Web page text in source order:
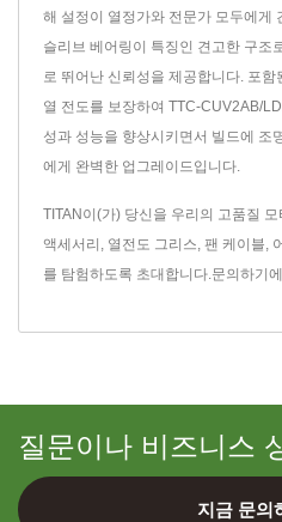
해 설정이 열정가와 전문가 모두에게
슬리브 베어링이 특징인 견고한 구조
로 뛰어난 신뢰성을 제공합니다. 포함
열 전도를 보장하여 TTC-CUV2AB/
성과 성능을 향상시키면서 빌드에 조
에게 완벽한 업그레이드입니다.
TITAN이(가) 당신을 우리의 고품질 모
액세서리 , 열전도 그리스, 팬 케이블,
를 탐험하도록 초대합니다.문의하기
질문이나 비즈니스
지금 문의